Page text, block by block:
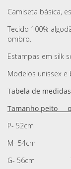
Camiseta básica,
Tecido 100%
ombro.
Estampas em silk
Modelos unissex e
Tabela de
Tamanho peito
P- 52cm
M- 54cm
G- 56cm